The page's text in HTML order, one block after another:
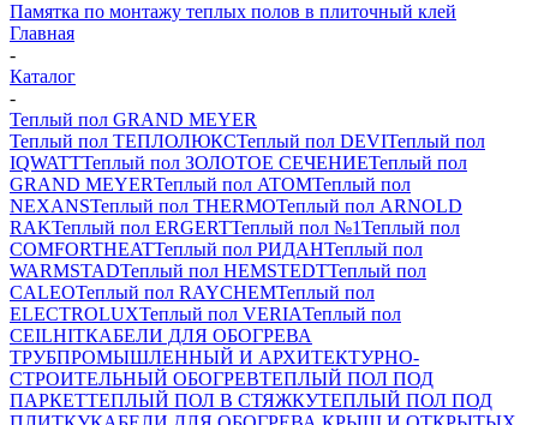
Памятка по монтажу теплых полов в плиточный клей
Главная
-
Каталог
-
Теплый пол GRAND MEYER
Теплый пол ТЕПЛОЛЮКСТеплый пол DEVIТеплый пол
IQWATTТеплый пол ЗОЛОТОЕ СЕЧЕНИЕТеплый пол
GRAND MEYERТеплый пол ATOMТеплый пол
NEXANSТеплый пол THERMOТеплый пол ARNOLD
RAKТеплый пол ERGERTТеплый пол №1Теплый пол
COMFORTHEATТеплый пол РИДАНТеплый пол
WARMSTADТеплый пол HEMSTEDTТеплый пол
CALEOТеплый пол RAYCHEMТеплый пол
ELECTROLUXТеплый пол VERIAТеплый пол
CEILHITКАБЕЛИ ДЛЯ ОБОГРЕВА
ТРУБПРОМЫШЛЕННЫЙ И АРХИТЕКТУРНО-
СТРОИТЕЛЬНЫЙ ОБОГРЕВТЕПЛЫЙ ПОЛ ПОД
ПАРКЕТТЕПЛЫЙ ПОЛ В СТЯЖКУТЕПЛЫЙ ПОЛ ПОД